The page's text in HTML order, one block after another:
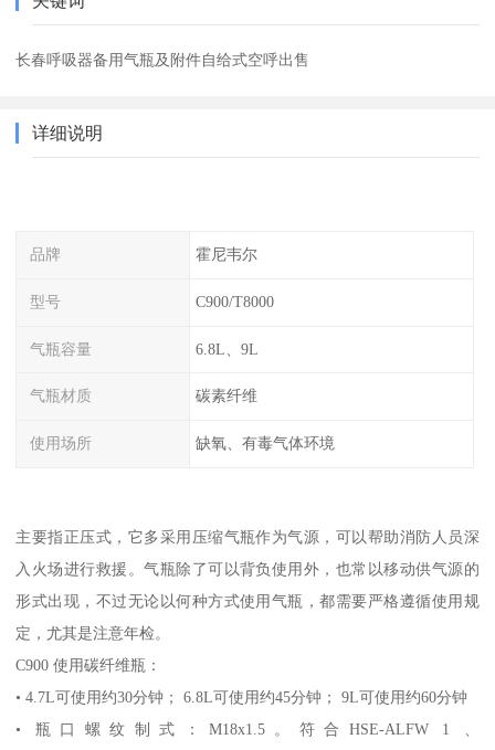
长春呼吸器备用气瓶及附件自给式空呼出售
详细说明
品牌 霍尼韦尔
型号 C900/T8000
气瓶容量 6.8L、9L
气瓶材质 碳素纤维
使用场所 缺氧、有毒气体环境
主要指正压式，它多采用压缩气瓶作为气源，可以帮助消防人员深
入火场进行救援。气瓶除了可以背负使用外，也常以移动供气源的
形式出现，不过无论以何种方式使用气瓶，都需要严格遵循使用规
定，尤其是注意年检。
C900 使用碳纤维瓶：
• 4.7L可使用约30分钟； 6.8L可使用约45分钟； 9L可使用约60分钟
• 瓶口螺纹制式：M18x1.5。符合HSE-ALFW 1 、